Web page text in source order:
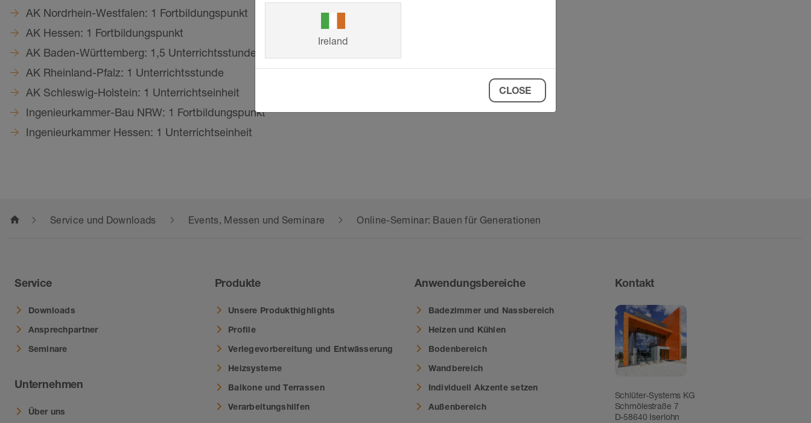
AK Nordrhein-Westfalen: 1 Fortbildungspunkt
AK Hessen: 1 Fortbildungspunkt
AK Baden-Württemberg: 1,5 Unterrichtsstunden
AK Rheinland-Pfalz: 1 Unterrichtsstunde
AK Schleswig-Holstein: 1 Unterrichtseinheit
Ingenieurkammer-Bau NRW: 1 Fortbildungspunkt
Ingenieurkammer Hessen: 1 Unterrichtseinheit
home Service und Downloads Events, Messen und Seminare Online-Seminar: Bauen für Generationen
Service
Downloads
Ansprechpartner
Seminare
Unternehmen
Über uns
Produkte
Unsere Produkthighlights
Profile
Verlegevorbereitung und Entwässerung
Heizsysteme
Balkone und Terrassen
Verarbeitungshilfen
Anwendungsbereiche
Badezimmer und Nassbereich
Heizen und Kühlen
Bodenbereich
Wandbereich
Individuell Akzente setzen
Außenbereich
Kontakt
Schlüter-Systems KG
Schmölestraße 7
D-58640 Iserlohn
Ireland
CLOSE